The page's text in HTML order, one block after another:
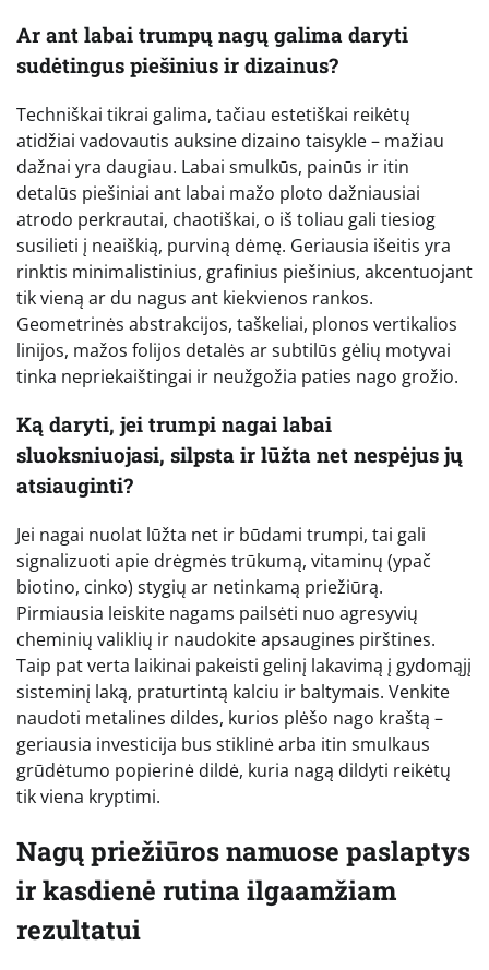
Ar ant labai trumpų nagų galima daryti
sudėtingus piešinius ir dizainus?
Techniškai tikrai galima, tačiau estetiškai reikėtų
atidžiai vadovautis auksine dizaino taisykle – mažiau
dažnai yra daugiau. Labai smulkūs, painūs ir itin
detalūs piešiniai ant labai mažo ploto dažniausiai
atrodo perkrautai, chaotiškai, o iš toliau gali tiesiog
susilieti į neaiškią, purviną dėmę. Geriausia išeitis yra
rinktis minimalistinius, grafinius piešinius, akcentuojant
tik vieną ar du nagus ant kiekvienos rankos.
Geometrinės abstrakcijos, taškeliai, plonos vertikalios
linijos, mažos folijos detalės ar subtilūs gėlių motyvai
tinka nepriekaištingai ir neužgožia paties nago grožio.
Ką daryti, jei trumpi nagai labai
sluoksniuojasi, silpsta ir lūžta net nespėjus jų
atsiauginti?
Jei nagai nuolat lūžta net ir būdami trumpi, tai gali
signalizuoti apie drėgmės trūkumą, vitaminų (ypač
biotino, cinko) stygių ar netinkamą priežiūrą.
Pirmiausia leiskite nagams pailsėti nuo agresyvių
cheminių valiklių ir naudokite apsaugines pirštines.
Taip pat verta laikinai pakeisti gelinį lakavimą į gydomąjį
sisteminį laką, praturtintą kalciu ir baltymais. Venkite
naudoti metalines dildes, kurios plėšo nago kraštą –
geriausia investicija bus stiklinė arba itin smulkaus
grūdėtumo popierinė dildė, kuria nagą dildyti reikėtų
tik viena kryptimi.
Nagų priežiūros namuose paslaptys
ir kasdienė rutina ilgaamžiam
rezultatui